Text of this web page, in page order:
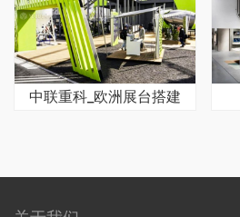
中联重科_欧洲展台搭建